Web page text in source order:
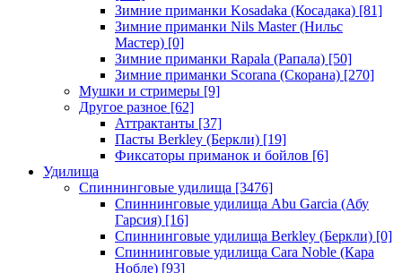
Зимние приманки Kosadaka (Косадака) [81]
Зимние приманки Nils Master (Нильс
Мастер) [0]
Зимние приманки Rapala (Рапала) [50]
Зимние приманки Scorana (Скорана) [270]
Мушки и стримеры [9]
Другое разное [62]
Аттрактанты [37]
Пасты Berkley (Беркли) [19]
Фиксаторы приманок и бойлов [6]
Удилища
Спиннинговые удилища [3476]
Спиннинговые удилища Abu Garcia (Абу
Гарсия) [16]
Спиннинговые удилища Berkley (Беркли) [0]
Спиннинговые удилища Cara Noble (Кара
Нобле) [93]